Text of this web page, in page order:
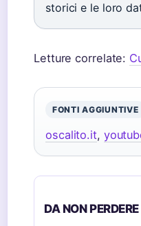
storici e le loro
Letture correlate:
FONTI AGGIUNTIVE
oscalito.it,
DA NON PERDERE